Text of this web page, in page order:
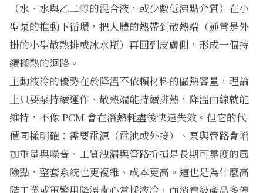
（水、水與乙二醇的混合液，或少數低沸點介質）在小
型泵的推動下循環，把人體的熱帶到散熱端（通常是外
掛的小型散熱排或冰水瓶）再回到皮膚側，形成一個持
續搬熱的迴路。
主動液冷的優勢在於降溫不依賴材料的儲熱容量，理論
上只要泵持續運作、散熱端能持續排熱，降溫曲線就能
維持，不像 PCM 會在潛熱耗盡後快速失效。但它的代
價同樣明確：需要電源（電池或外接）、泵與管路會增
加重量與噪音、工質洩漏與管路折損是長期可靠度的風
險點，整套系統也更複雜、成本更高。這也是為什麼高
階工業或軍警用降溫背心常採液冷，而消費級產品多停